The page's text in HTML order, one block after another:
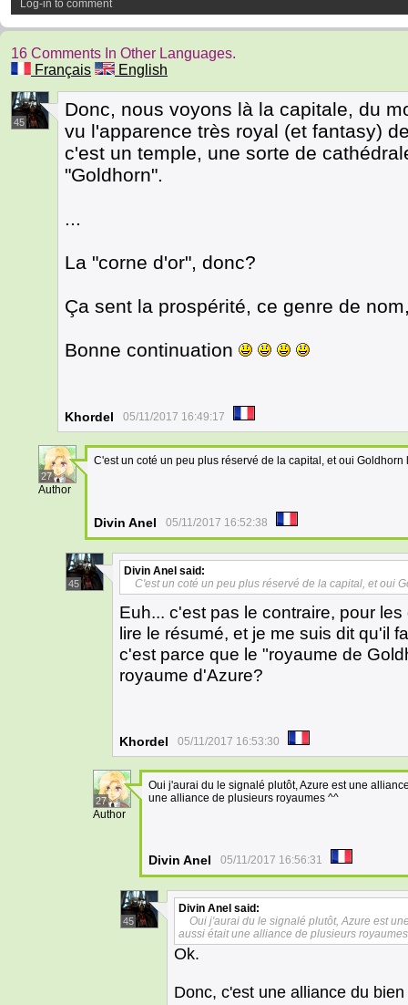
Log-in to comment
16 Comments In Other Languages.
Français
English
45
Donc, nous voyons là la capitale, du
vu l'apparence très royal (et fantasy)
c'est un temple, une sorte de
"Goldhorn".
...
La "corne d'or", donc?
Ça sent la prospérité, ce genre de
Bonne continuation
Khordel 05/11/2017 16:49:17
27
Author
C'est un coté un peu plus réservé de la capital, et oui Goldhorn
Divin Anel 05/11/2017 16:52:38
45
Divin Anel said:
C'est un coté un peu plus réservé de la capital, et oui
Euh... c'est pas le contraire, pour
lire le résumé, et je me suis dit qu'il
c'est parce que le "royaume de
royaume d'Azure?
Khordel 05/11/2017 16:53:30
27
Author
Oui j'aurai du le signalé plutôt, Azure est une
une alliance de plusieurs royaumes ^^
Divin Anel 05/11/2017 16:56:31
45
Divin Anel said:
Oui j'aurai du le signalé plutôt, Azure est
aussi était une alliance de plusieurs
Ok.
Donc, c'est une alliance du